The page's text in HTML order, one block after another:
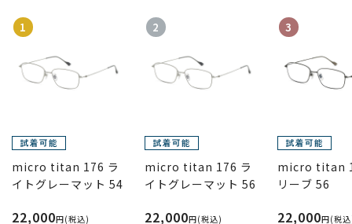
1
micro titan 176 ラ
イトグレーマット 54
22,000円(税込)
2
micro titan 176 ラ
イトグレーマット 56
22,000円(税込)
3
micro titan
リーブ 56
22,000円(税